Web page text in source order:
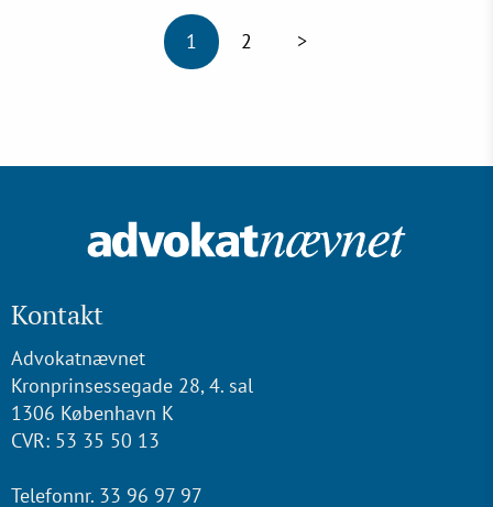
1 2 >
Kontakt
Advokatnævnet
Kronprinsessegade 28, 4. sal
1306 København K
CVR: 53 35 50 13
Telefonnr. 33 96 97 97